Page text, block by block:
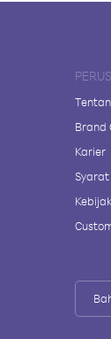
Brand
Karier
Syarat